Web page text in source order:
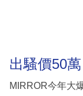
出騷價50
MIRROR今年大